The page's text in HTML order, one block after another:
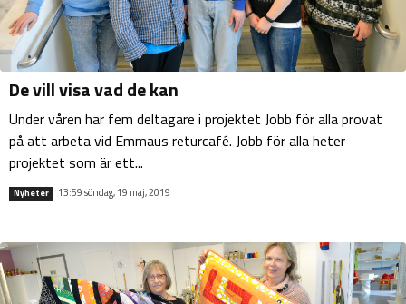
De vill visa vad de kan
Under våren har fem deltagare i projektet Jobb för alla provat
på att arbeta vid Emmaus returcafé. Jobb för alla heter
projektet som är ett...
Nyheter 13:59 söndag, 19 maj, 2019